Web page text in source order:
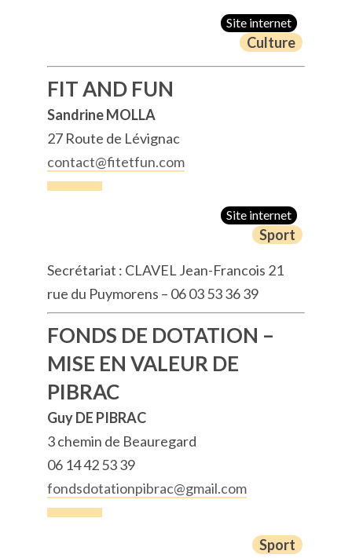
Site internet
Culture
FIT AND FUN
Sandrine MOLLA
27 Route de Lévignac
contact@fitetfun.com
Site internet
Sport
Secrétariat : CLAVEL Jean-Francois 21
rue du Puymorens – 06 03 53 36 39
FONDS DE DOTATION –
MISE EN VALEUR DE
PIBRAC
Guy DE PIBRAC
3 chemin de Beauregard
06 14 42 53 39
fondsdotationpibrac@gmail.com
Sport